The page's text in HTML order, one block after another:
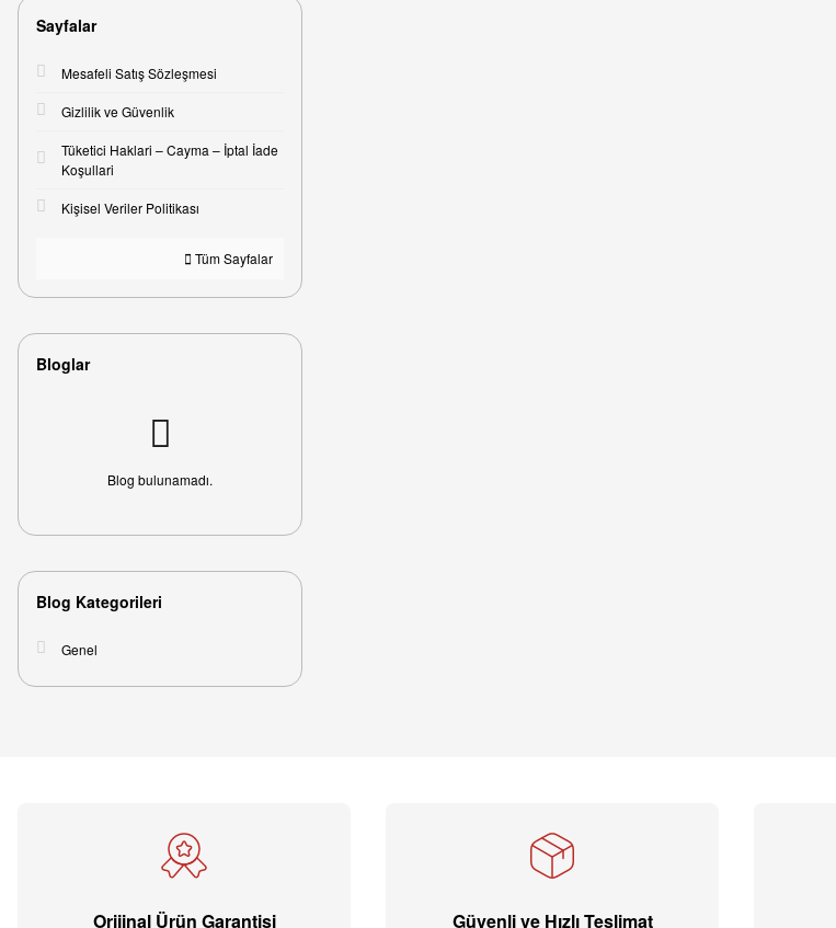
Sayfalar
Mesafeli Satış Sözleşmesi
Gizlilik ve Güvenlik
Tüketici Haklari – Cayma – İptal İade
Koşullari
Kişisel Veriler Politikası
Tüm Sayfalar
Bloglar
Blog bulunamadı.
Blog Kategorileri
Genel
Orijinal Ürün Garantisi Güvenli ve Hızlı Teslimat